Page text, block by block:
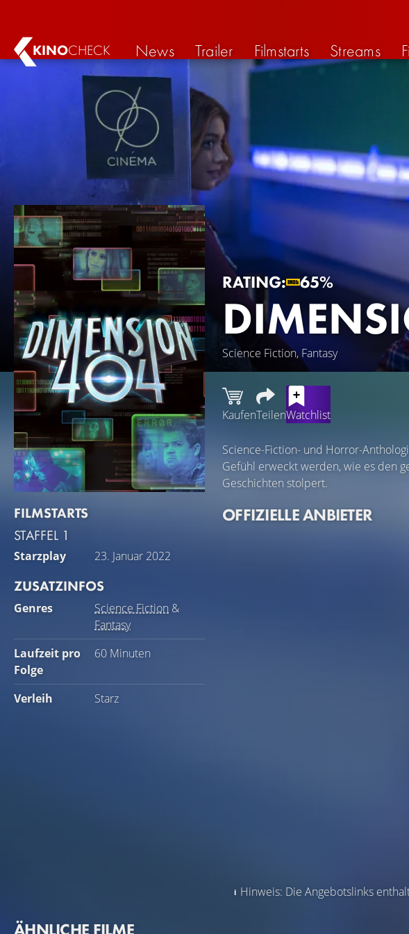
KINOCHECK News Trailer Filmstarts Streams
RATING: 65%
Science Fiction, Fantasy
FILMSTARTS
STAFFEL 1
Starzplay 23. Januar 2022
ZUSATZINFOS
Genres Science Fiction &
Fantasy
Laufzeit pro
Folge
60 Minuten
Verleih Starz
KaufenTeilenWatchlist
Science-Fiction- und Horror-
Gefühl erweckt werden, wie es den
Geschichten stolpert.
OFFIZIELLE ANBIETER
Hinweis: Die Angebotslinks
ÄHNLICHE FILME